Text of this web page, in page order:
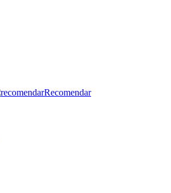
Recomendar